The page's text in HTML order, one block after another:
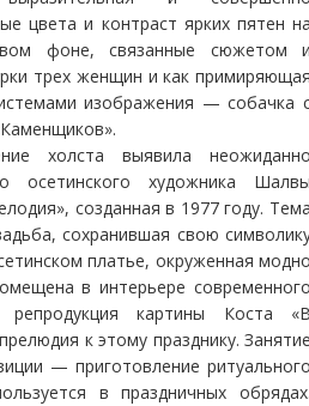
цвета и контраст ярких пятен
фоне, связанные сюжетом
трех женщин и как
изображения — собачка
холста выявила
осетинского художника
созданная в 1977 году.
сохранившая свою
платье, окруженная
в интерьере
картины Коста
к этому празднику.
— приготовление
в праздничных